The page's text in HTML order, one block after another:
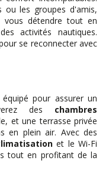
ou les groupes d'amis,
vous détendre tout en
activités nautiques.
se reconnecter avec
pour assurer un
des chambres
et une terrasse privée
en plein air. Avec des
et le Wi-Fi
tout en profitant de la